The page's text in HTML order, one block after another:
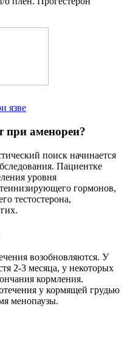
язве
при аменореи?
поиск начинается
Пациентке
уровня
гормонов,
тестостерона,
возобновляются. У
2-3 месяца, у некоторых
кормления.
у кормящей грудью
менопаузы.